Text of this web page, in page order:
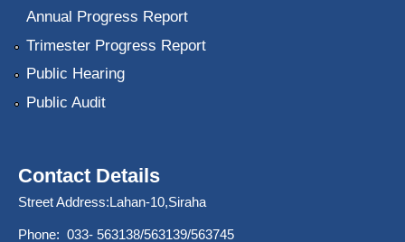
Annual Progress Report
Trimester Progress Report
Public Hearing
Public Audit
Contact Details
Street Address:Lahan-10,Siraha
Phone: 033- 563138/563139/563745